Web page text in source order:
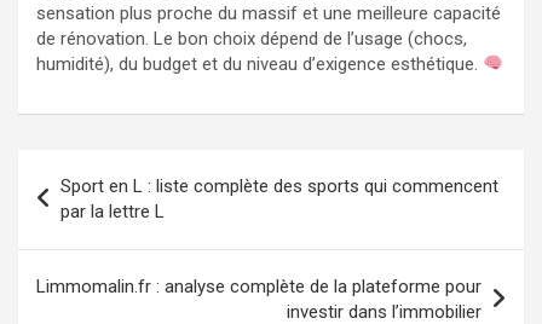
sensation plus proche du massif et une meilleure capacité
de rénovation. Le bon choix dépend de l’usage (chocs,
humidité), du budget et du niveau d’exigence esthétique.
de
l’article
Sport en L : liste complète des sports qui commencent
par la lettre L
Limmomalin.fr : analyse complète de la plateforme pour
investir dans l’immobilier